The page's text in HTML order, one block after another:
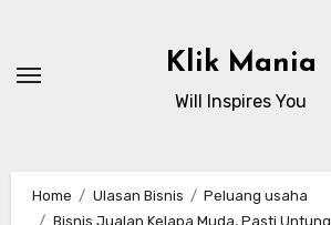
content
Klik Mania
Will Inspires You
Home Ulasan Bisnis
Peluang usaha
Bisnis Jualan Kelapa Muda, Pasti Untung